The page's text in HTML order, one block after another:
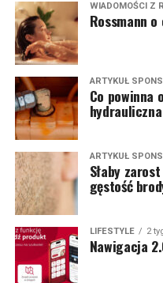
WIADOMOŚCI Z
Rossmann
ARTYKUŁ
Co powinna
ARTYKUŁ
Słaby
gęstość
LIFESTYLE 2
Nawigacja